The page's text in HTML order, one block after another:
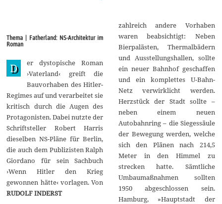
u
i
2
0
1
9
Thema | Fatherland: NS-Architektur im
Roman
D
er dystopische Roman
›Vaterland‹ greift die
Bauvorhaben des Hitler-
Regimes auf und verarbeitet sie
kritisch durch die Augen des
Protagonisten. Dabei nutzte der
Schriftsteller Robert Harris
dieselben NS-Pläne für Berlin,
die auch dem Publizisten Ralph
Giordano für sein Sachbuch
›Wenn Hitler den Krieg
gewonnen hätte‹ vorlagen. Von
RUDOLF INDERST
zahlreich andere Vorhaben
waren beabsichtigt: Neben
Bierpalästen, Thermalbädern
und Ausstellungshallen, sollte
ein neuer Bahnhof geschaffen
und ein komplettes U-Bahn-
Netz verwirklicht werden.
Herzstück der Stadt sollte –
neben einem neuen
Autobahnring – die Siegessäule
der Bewegung werden, welche
sich den Plänen nach 214,5
Meter in den Himmel zu
strecken hatte. Sämtliche
Umbaumaßnahmen sollten
1950 abgeschlossen sein.
Hamburg, »Hauptstadt der